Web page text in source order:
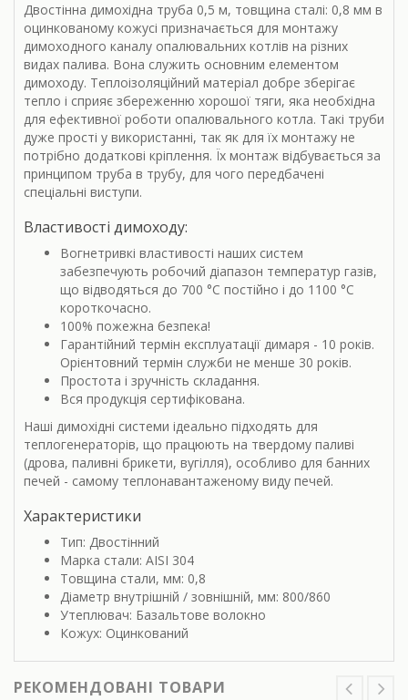
Двостінна димохідна труба 0,5 м, товщина сталі: 0,8 мм в
оцинкованому кожусі призначається для монтажу
димоходного каналу опалювальних котлів на різних
видах палива. Вона служить основним елементом
димоходу. Теплоізоляційний матеріал добре зберігає
тепло і сприяє збереженню хорошої тяги, яка необхідна
для ефективної роботи опалювального котла. Такі труби
дуже прості у використанні, так як для їх монтажу не
потрібно додаткові кріплення. Їх монтаж відбувається за
принципом труба в трубу, для чого передбачені
спеціальні виступи.
Властивості димоходу:
Вогнетривкі властивості наших систем
забезпечують робочий діапазон температур газів,
що відводяться до 700 °С постійно і до 1100 °С
короткочасно.
100% пожежна безпека!
Гарантійний термін експлуатації димаря - 10 років.
Орієнтовний термін служби не менше 30 років.
Простота і зручність складання.
Вся продукція сертифікована.
Наші димохідні системи ідеально підходять для
теплогенераторів, що працюють на твердому паливі
(дрова, паливні брикети, вугілля), особливо для банних
печей - самому теплонавантаженому виду печей.
Характеристики
Тип: Двостінний
Марка стали: AISI 304
Товщина стали, мм: 0,8
Діаметр внутрішній / зовнішній, мм: 800/860
Утеплювач: Базальтове волокно
Кожух: Оцинкований
РЕКОМЕНДОВАНІ ТОВАРИ